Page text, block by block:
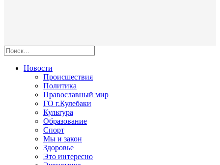
Новости
Происшествия
Политика
Православный мир
ГО г.Кулебаки
Культура
Образование
Спорт
Мы и закон
Здоровье
Это интересно